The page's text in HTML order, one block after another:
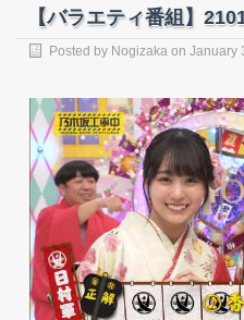
【バラエティ番組】
Posted by Nogizaka on January